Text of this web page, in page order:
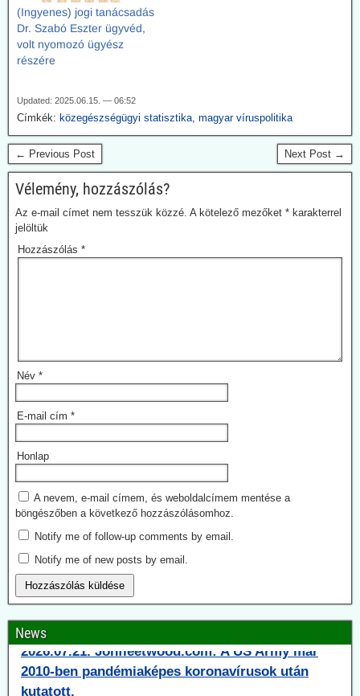
(Ingyenes) jogi tanácsadás
Dr. Szabó Eszter ügyvéd,
volt nyomozó ügyész
részére
Updated: 2025.06.15. — 06:52
Címkék: közegészségügyi statisztika magyar víruspolitika
← Previous Post Next Post →
Vélemény, hozzászólás?
Az e-mail címet nem tesszük közzé. A kötelező mezőket * karakterrel
jelöltük
Hozzászólás *
Név *
E-mail cím *
Honlap
A nevem, e-mail címem, és weboldalcímem mentése a
böngészőben a következő hozzászólásomhoz.
Notify me of follow-up comments by email.
Notify me of new posts by email.
News
2026.08.01. Uncut-News: Elismerték a
károsodásokat. Dánia milliókat fizet ki
Míg a magyar média továbbra tabuként kezeli a gyermekeknél
előforduló oltási károsodások témáját (de a felnőtteket ért
(Danmarks Radio) vitát indít erről. Egy gyermekorvos, aki maga is
oltotta gyermekeket a kovid ellen, figyelemre méltó kijelentést tesz.
Nem szabadott volna az egészséges gyermekeket oltani, illetve
oltásra buzdítani.
2026.07.21. Jonfleetwood.com: A US Army már
2010-ben pandémiaképes koronavírusok után
kutatott.
A Védelmi Fejlett Kutatási Projektek Ügynöksége (DARPA) 2010-
ben elindított egy kevéssé ismert programot azzal a kifejezett céllal,